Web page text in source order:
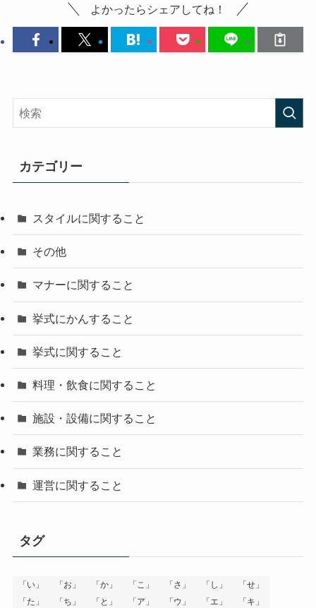
よかったらシェアしてね！
カテゴリー
スタイルに関すること
その他
マナーに関すること
挙式にかんすること
挙式に関すること
料理・飲食に関すること
施設・設備に関すること
業務に関すること
運営に関すること
タグ
「い」 「お」 「か」 「こ」 「さ」 「し」
「せ」
「た」
「ち」 「と」 「ア」 「ウ」 「エ」 「キ」